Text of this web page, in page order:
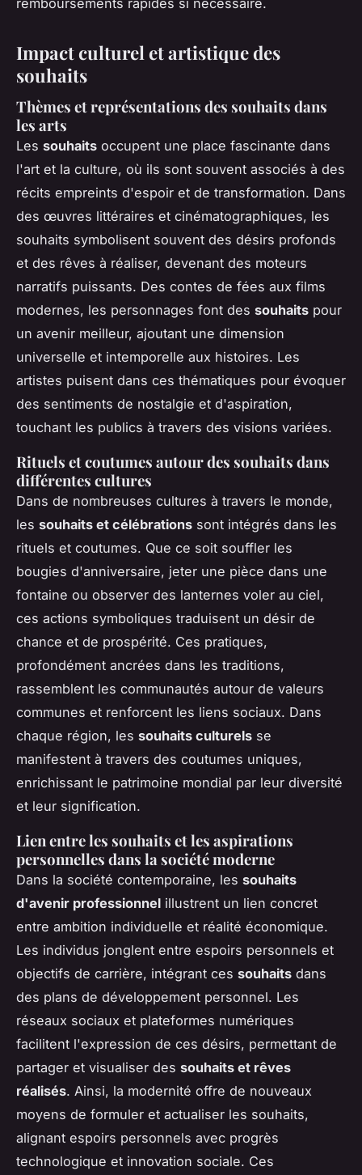
remboursements rapides si nécessaire.
Impact culturel et artistique des
souhaits
Thèmes et représentations des souhaits dans
les arts
Les souhaits occupent une place fascinante dans
l'art et la culture, où ils sont souvent associés à des
récits empreints d'espoir et de transformation. Dans
des œuvres littéraires et cinématographiques, les
souhaits symbolisent souvent des désirs profonds
et des rêves à réaliser, devenant des moteurs
narratifs puissants. Des contes de fées aux films
modernes, les personnages font des souhaits pour
un avenir meilleur, ajoutant une dimension
universelle et intemporelle aux histoires. Les
artistes puisent dans ces thématiques pour évoquer
des sentiments de nostalgie et d'aspiration,
touchant les publics à travers des visions variées.
Rituels et coutumes autour des souhaits dans
différentes cultures
Dans de nombreuses cultures à travers le monde,
les souhaits et célébrations sont intégrés dans les
rituels et coutumes. Que ce soit souffler les
bougies d'anniversaire, jeter une pièce dans une
fontaine ou observer des lanternes voler au ciel,
ces actions symboliques traduisent un désir de
chance et de prospérité. Ces pratiques,
profondément ancrées dans les traditions,
rassemblent les communautés autour de valeurs
communes et renforcent les liens sociaux. Dans
chaque région, les souhaits culturels se
manifestent à travers des coutumes uniques,
enrichissant le patrimoine mondial par leur diversité
et leur signification.
Lien entre les souhaits et les aspirations
personnelles dans la société moderne
Dans la société contemporaine, les souhaits
d'avenir professionnel illustrent un lien concret
entre ambition individuelle et réalité économique.
Les individus jonglent entre espoirs personnels et
objectifs de carrière, intégrant ces souhaits dans
des plans de développement personnel. Les
réseaux sociaux et plateformes numériques
facilitent l'expression de ces désirs, permettant de
partager et visualiser des souhaits et rêves
réalisés. Ainsi, la modernité offre de nouveaux
moyens de formuler et actualiser les souhaits,
alignant espoirs personnels avec progrès
technologique et innovation sociale. Ces